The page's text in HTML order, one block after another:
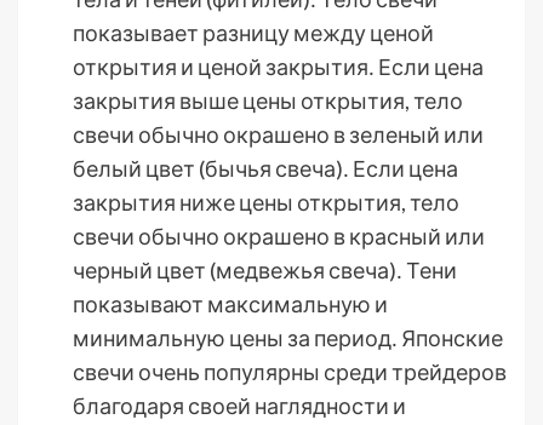
показывает разницу между ценой
открытия и ценой закрытия․ Если цена
закрытия выше цены открытия, тело
свечи обычно окрашено в зеленый или
белый цвет (бычья свеча)․ Если цена
закрытия ниже цены открытия, тело
свечи обычно окрашено в красный или
черный цвет (медвежья свеча)․ Тени
показывают максимальную и
минимальную цены за период․ Японские
свечи очень популярны среди трейдеров
благодаря своей наглядности и